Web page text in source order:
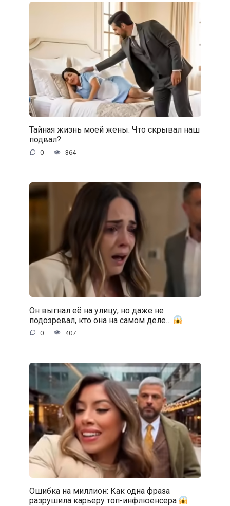
Тайная жизнь моей жены: Что скрывал наш
подвал?
0 364
Он выгнал её на улицу, но даже не
подозревал, кто она на самом деле…
0 407
Ошибка на миллион: Как одна фраза
разрушила карьеру топ-инфлюенсера